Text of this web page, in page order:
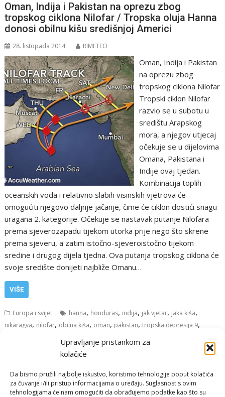
Upravljanje pristankom za
kolačiće
Da bismo pružili najbolje iskustvo, koristimo tehnologije poput kolačića
za čuvanje i/ili pristup informacijama o uređaju. Suglasnost s ovim
tehnologijama će nam omogućiti da obrađujemo podatke kao što su
Oman, Indija i Pakistan na oprezu zbog
tropskog ciklona Nilofar / Tropska oluja Hanna
donosi obilnu kišu središnjoj Americi
28. listopada 2014. RIMETEO
Oman, Indija i Pakistan
na oprezu zbog
tropskog ciklona Nilofar
Tropski ciklon Nilofar
razvio se u subotu u
središtu Arapskog
mora, a njegov utjecaj
očekuje se u dijelovima
Omana, Pakistana i
Indije ovaj tjedan.
Kombinacija toplih
oceanskih voda i relativno slabih visinskih vjetrova će
omogućiti njegovo daljnje jačanje, čime će ciklon dostići snagu
uragana 2. kategorije. Očekuje se nastavak putanje Nilofara
prema sjeverozapadu tijekom utorka prije nego što skrene
prema sjeveru, a zatim istočno-sjeveroistočno tijekom
sredine i drugog dijela tjedna. Ova putanja tropskog ciklona će
svoje središte donijeti najbliže Omanu…
VIŠE
Europa i svijet hanna, honduras, indija, jak vjetar, jaka kiša,
nikaragva, nilofar, obilna kiša, oman, pakistan,tropska depresija 9,